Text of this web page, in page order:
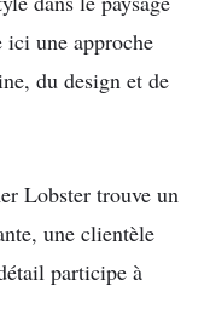
une approche
du design et de
Lobster trouve un
une clientèle
participe à